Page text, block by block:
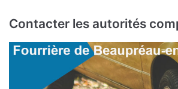
Contacter les autorités